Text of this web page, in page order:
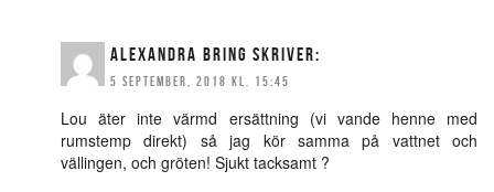
ALEXANDRA BRING SKRIVER:
5 SEPTEMBER, 2018 KL. 15:45
Lou äter inte värmd ersättning (vi vande henne med
rumstemp direkt) så jag kör samma på vattnet och
vällingen, och gröten! Sjukt tacksamt ?